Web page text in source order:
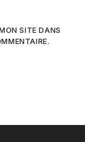
SITE DANS